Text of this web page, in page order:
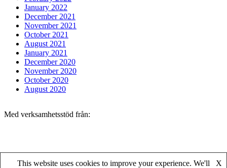
January 2022
December 2021
November 2021
October 2021
August 2021
January 2021
December 2020
November 2020
October 2020
August 2020
Med verksamhetsstöd från:
This website uses cookies to improve your experience. We'll X